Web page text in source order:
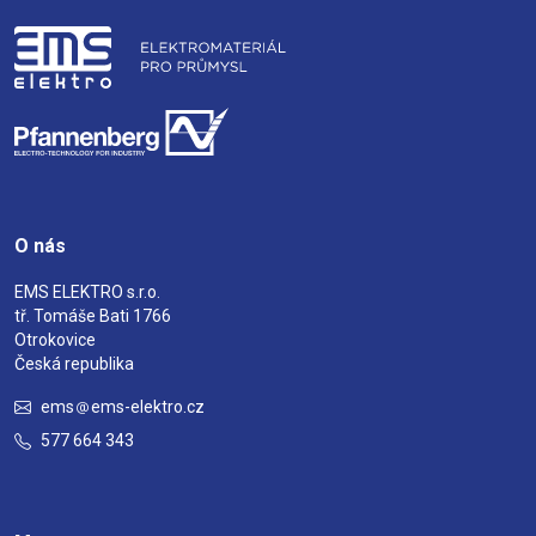
O nás
EMS ELEKTRO s.r.o.
tř. Tomáše Bati 1766
Otrokovice
Česká republika
ems
ems-elektro.cz
577 664 343